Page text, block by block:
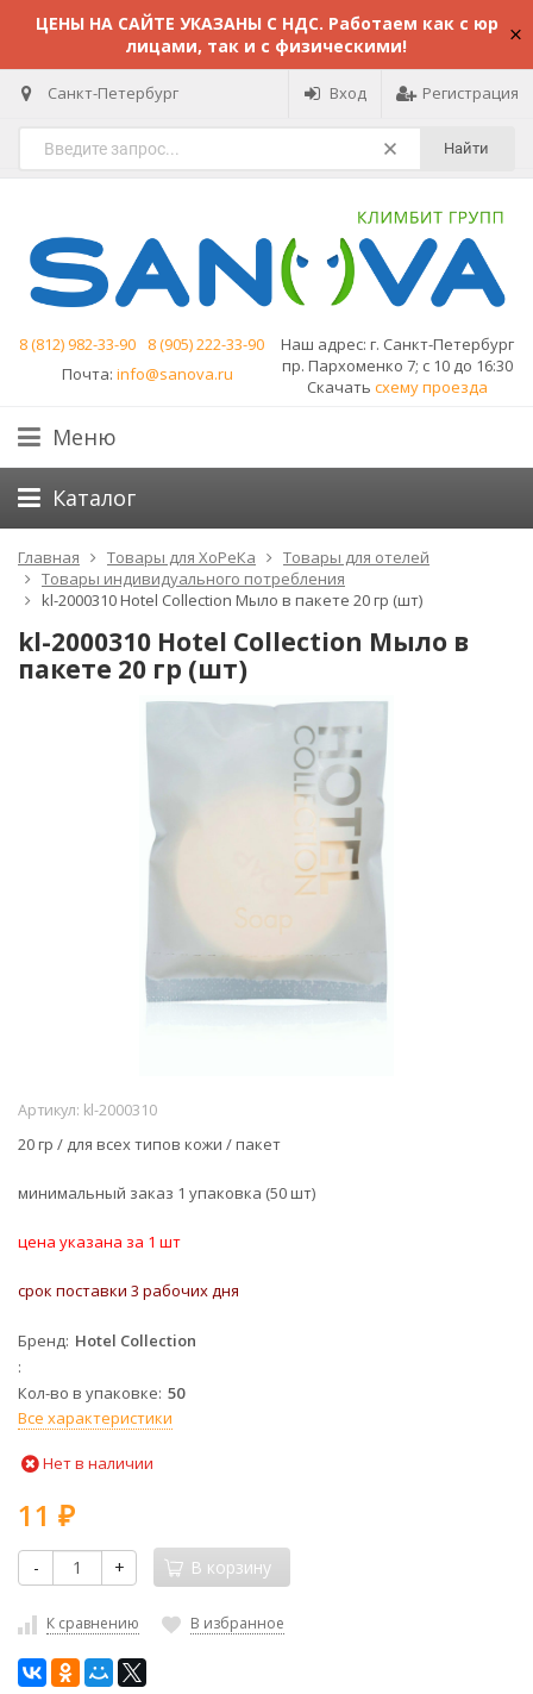
ЦЕНЫ НА САЙТЕ УКАЗАНЫ С НДС. Работаем как с юр
лицами, так и с физическими!
Санкт-Петербург Вход Регистрация
Найти
8 (812) 982-33-90
8 (905) 222-33-90
Почта: info@sanova.ru
Наш адрес: г. Санкт-Петербург
пр. Пархоменко 7; с 10 до 16:30
Скачать схему проезда
Меню
Каталог
Главная Товары для ХоРеКа
Товары для отелей
Товары индивидуального потребления
kl-2000310 Hotel Collection Мыло в пакете 20 гр (шт)
kl-2000310 Hotel Collection Мыло в
пакете 20 гр (шт)
Артикул: kl-2000310
20 гр / для всех типов кожи / пакет
минимальный заказ 1 упаковка (50 шт)
цена указана за 1 шт
срок поставки 3 рабочих дня
Бренд Hotel Collection
Кол-во в упаковке 50
Все характеристики
Нет в наличии
11 ₽
- + В корзину
К сравнению В избранное